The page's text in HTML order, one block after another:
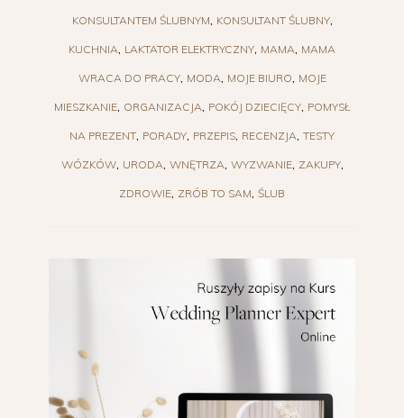
KONSULTANTEM ŚLUBNYM KONSULTANT ŚLUBNY
KUCHNIA LAKTATOR ELEKTRYCZNY MAMA MAMA
WRACA DO PRACY MODA MOJE BIURO MOJE
MIESZKANIE ORGANIZACJA POKÓJ DZIECIĘCY POMYSŁ
NA PREZENT PORADY PRZEPIS RECENZJA TESTY
WÓZKÓW URODA WNĘTRZA WYZWANIE ZAKUPY
ZDROWIE ZRÓB TO SAM ŚLUB